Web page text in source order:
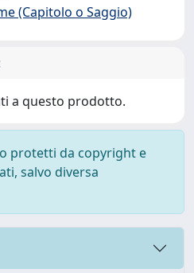
(Capitolo o Saggio)
a questo prodotto.
protetti da copyright e
salvo diversa